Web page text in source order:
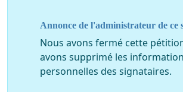
belges concernées par ce dossier.
Annonce de l'administrateur de ce
Nous avons fermé cette
avons supprimé les
personnelles des signataires.